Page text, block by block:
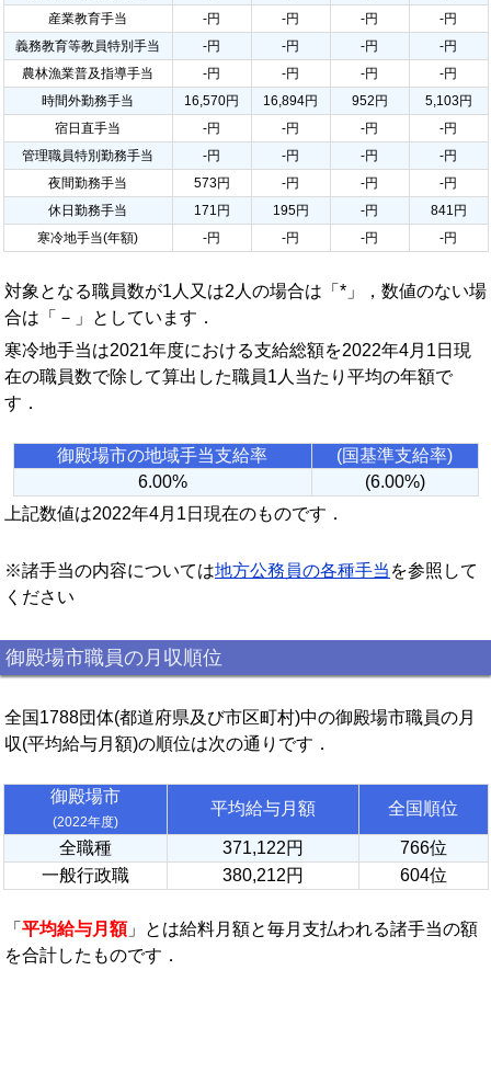
産業教育手当
-円 -円 -円
-円
義務教育等教員特別手当
-円 -円 -円
-円
農林漁業普及指導手当
-円 -円 -円
-円
時間外勤務手当
16,570円 16,894円 952円
5,103円
宿日直手当
-円 -円 -円
-円
管理職員特別勤務手当
-円 -円 -円
-円
夜間勤務手当
573円 -円 -円
-円
休日勤務手当
171円 195円 -円
841円
寒冷地手当(年額)
-円 -円 -円 -円
対象となる職員数が1人又は2人の場合は「*」，数値のない場
合は「－」としています．
寒冷地手当は2021年度における支給総額を2022年4月1日現
在の職員数で除して算出した職員1人当たり平均の年額で
す．
御殿場市の地域手当支給率
(国基準支給率)
6.00%
(6.00%)
上記数値は2022年4月1日現在のものです．
※諸手当の内容については地方公務員の各種手当 を参照して
ください
御殿場市職員の月収順位
全国1788団体(都道府県及び市区町村)中の御殿場市職員の月
収(平均給与月額)の順位は次の通りです．
御殿場市
(2022年度)
平均給与月額 全国順位
全職種 371,122円
766位
一般行政職
380,212円 604位
「 平均給与月額」とは給料月額と毎月支払われる諸手当の額
を合計したものです．